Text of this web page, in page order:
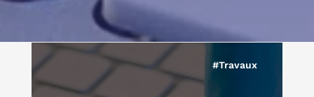
#Travaux